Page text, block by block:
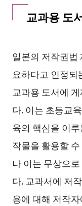
교과용 도
일본의 저작권법
요하다고 인정되
교과용 도서에
다. 이는 초등교
육의 핵심을 이
작물을 활용할
나 이는 무상으
다. 교과서에 저
용에 대해 저작